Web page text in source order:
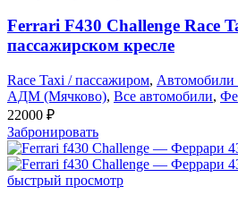
Ferrari F430 Challenge Race
пассажирском кресле
Race Taxi / пассажиром, Автомобили
АДМ (Мячково), Все автомобили,
22000 ₽
Забронировать
быстрый просмотр